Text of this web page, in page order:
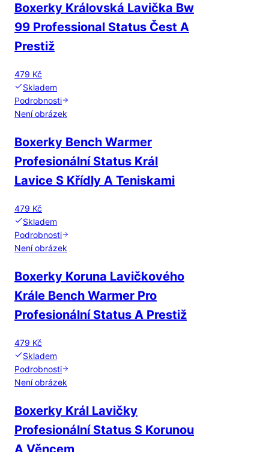
Boxerky Královská Lavička Bw
99 Professional Status Čest A
Prestiž
479 Kč
Skladem
Podrobnosti
Není obrázek
Boxerky Bench Warmer
Profesionální Status Král
Lavice S Křídly A Teniskami
479 Kč
Skladem
Podrobnosti
Není obrázek
Boxerky Koruna Lavičkového
Krále Bench Warmer Pro
Profesionální Status A Prestiž
479 Kč
Skladem
Podrobnosti
Není obrázek
Boxerky Král Lavičky
Profesionální Status S Korunou
A Věncem